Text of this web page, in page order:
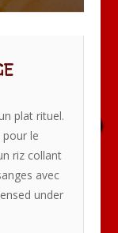
plat rituel.
pour le
riz collant
avec
under